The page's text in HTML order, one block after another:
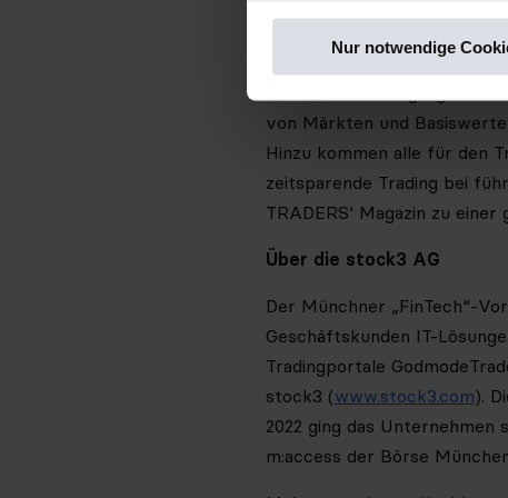
Nur notwendige
hört nach dem
Tester auf neue Features
von Märkten und
Hinzu kommen alle für den
zeitsparende Trading bei
TRADERS‘ Magazin zu
Über die stock3 AG
Der Münchner „FinTech“-
Geschäftskunden IT-
Tradingportale
stock3 (www.stock3.com).
2022 ging das
m:access der Börse